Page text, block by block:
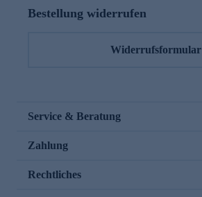
Bestellung widerrufen
Widerrufsformular
Service & Beratung
Zahlung
Rechtliches